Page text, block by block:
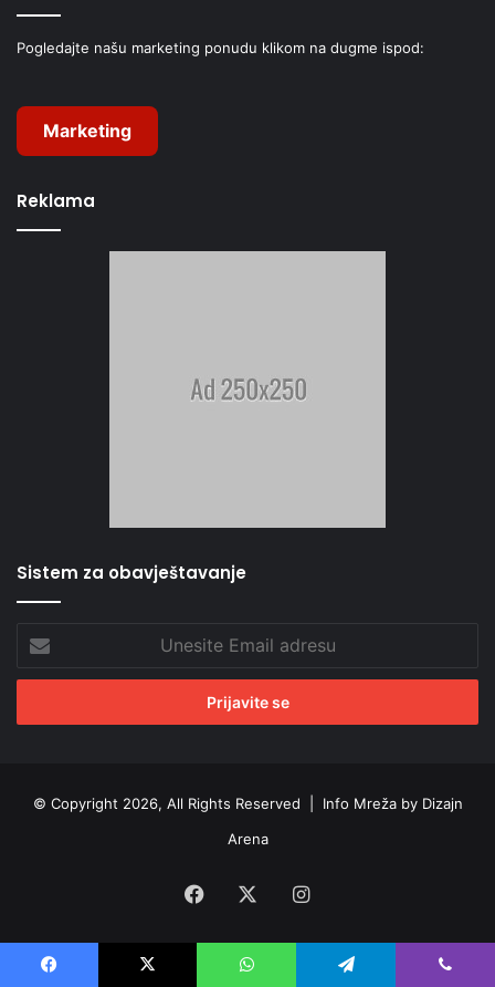
Pogledajte našu marketing ponudu klikom na dugme ispod:
Marketing
Reklama
Sistem za obavještavanje
Email
adresu
© Copyright 2026, All Rights Reserved | Info Mreža by Dizajn
Arena
Facebook Instagram